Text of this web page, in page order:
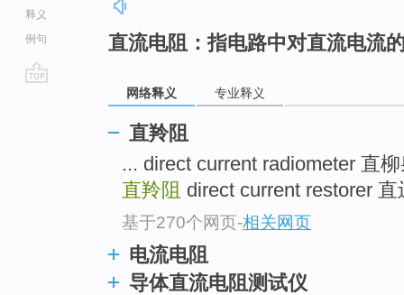
释义
例句
直流电阻：指电路中对直流电流
网络释义 专业释义
直羚阻
... direct current radiometer 直
直羚阻 direct current restorer
基于270个网页-相关网页
电流电阻
导体直流电阻测试仪